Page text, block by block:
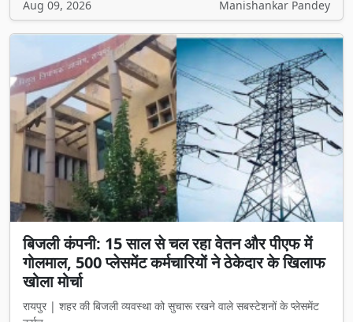
बिजली कंपनी: 15 साल से चल रहा वेतन और पीएफ में
गोलमाल, 500 प्लेसमेंट कर्मचारियों ने ठेकेदार के खिलाफ
खोला मोर्चा
रायपुर | शहर की बिजली व्यवस्था को सुचारू रखने वाले सबस्टेशनों के प्लेसमेंट
कर्मच...